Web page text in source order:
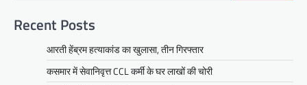
Recent Posts
आरती हेंब्रम हत्याकांड का खुलासा, तीन गिरफ्तार
कसमार में सेवानिवृत्त CCL कर्मी के घर लाखों की चोरी